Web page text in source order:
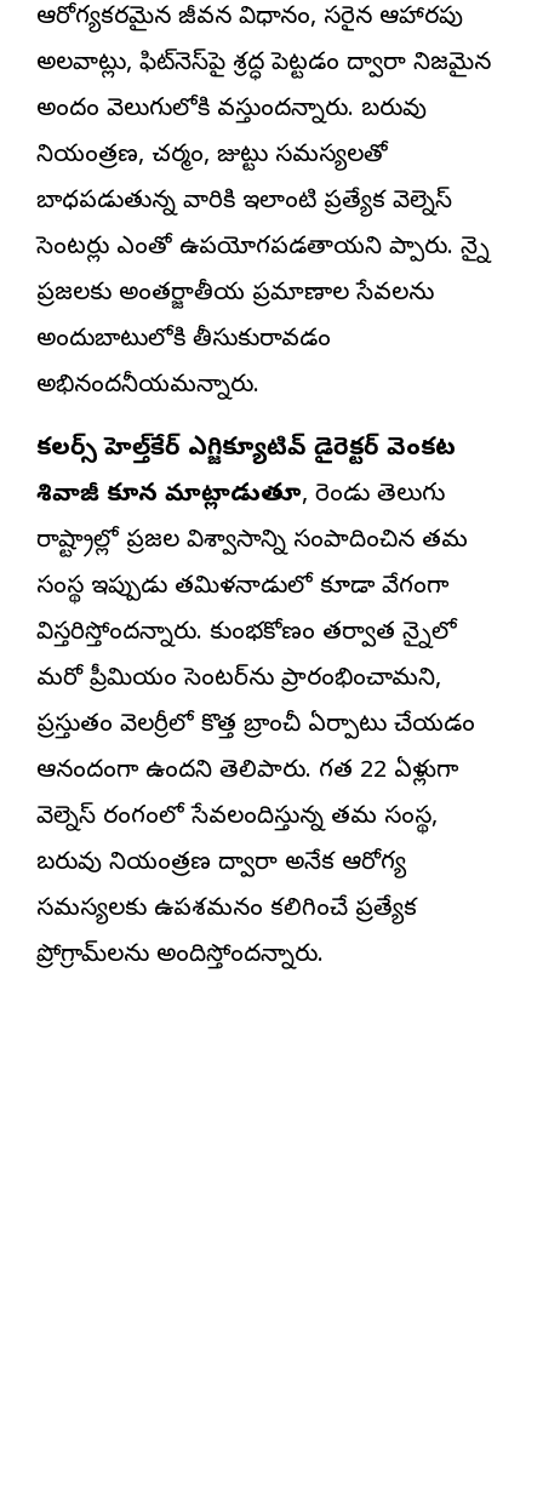
ఆరోగ్యకరమైన జీవన విధానం, సరైన ఆహారపు
అలవాట్లు, ఫిట్‌నెస్‌పై శ్రద్ధ పెట్టడం ద్వారా నిజమైన
అందం వెలుగులోకి వస్తుందన్నారు. బరువు
నియంత్రణ, చర్మం, జుట్టు సమస్యలతో
బాధపడుతున్న వారికి ఇలాంటి ప్రత్యేక వెల్నెస్
సెంటర్లు ఎంతో ఉపయోగపడతాయని చెప్పారు. చెన్నై
ప్రజలకు అంతర్జాతీయ ప్రమాణాల సేవలను
అందుబాటులోకి తీసుకురావడం
అభినందనీయమన్నారు.
కలర్స్ హెల్త్‌కేర్ ఎగ్జిక్యూటివ్ డైరెక్టర్ వెంకట
శివాజీ కూన మాట్లాడుతూ, రెండు తెలుగు
రాష్ట్రాల్లో ప్రజల విశ్వాసాన్ని సంపాదించిన తమ
సంస్థ ఇప్పుడు తమిళనాడులో కూడా వేగంగా
విస్తరిస్తోందన్నారు. కుంభకోణం తర్వాత చెన్నైలో
మరో ప్రీమియం సెంటర్‌ను ప్రారంభించామ‌ని,
ప్ర‌స్తుతం వెల‌చెర్రీలో కొత్త బ్రాంచీ ఏర్పాటు చేయ‌డం
ఆనందంగా ఉందని తెలిపారు. గత 22 ఏళ్లుగా
వెల్నెస్ రంగంలో సేవలందిస్తున్న తమ సంస్థ,
బరువు నియంత్రణ ద్వారా అనేక ఆరోగ్య
సమస్యలకు ఉపశమనం కలిగించే ప్రత్యేక
ప్రోగ్రామ్‌లను అందిస్తోందన్నారు.